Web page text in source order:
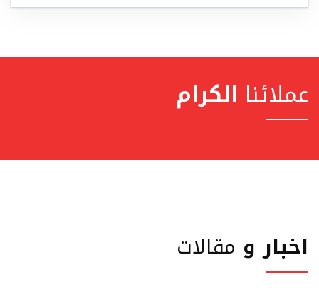
عملائنا الكرام
اخبار و مقالات